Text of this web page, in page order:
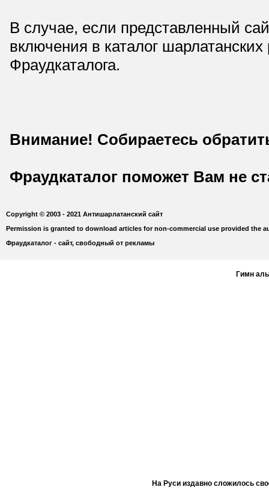
В случае, если представленный
включения в каталог
Фраудкаталога.
Внимание! Собираетесь
Фраудкаталог поможет Вам не
Copyright © 2003 - 2021 Антишарлатанский сайт
Permission is granted to download articles for non-commercial use provided the
Фраудкаталог - сайт, свободный от рекламы
Гимн
На Руси издавно сложилось